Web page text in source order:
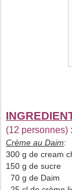
(12 personnes) :
Crème au Daim:
300 g de cream
150 g de sucre
70 g de Daim